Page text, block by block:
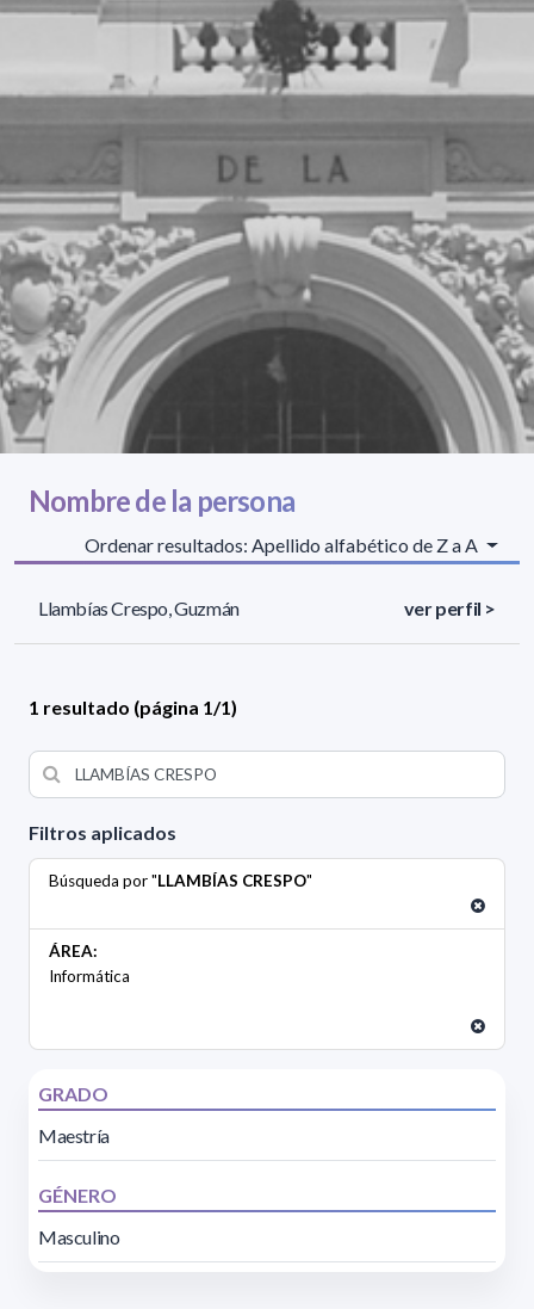
Filtros aplicados
Búsqueda por "LLAMBÍAS CRESPO"
ÁREA:
Informática
GRADO
Maestría
GÉNERO
Masculino
Nombre de la persona
Ordenar resultados: Apellido alfabético de Z a A
Llambías Crespo, Guzmán ver perfil >
1 resultado (página 1/1)